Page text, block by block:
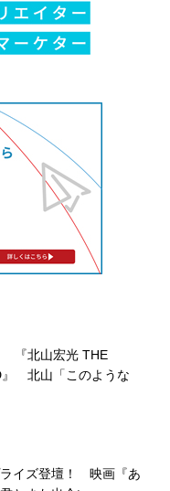
『北山宏光 THE
』 北山「このような
ライズ登壇！ 映画『あ